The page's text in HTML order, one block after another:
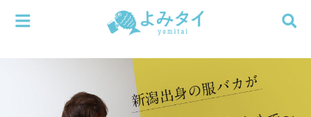
よみタイ
ホーム
新着
メニューを閉じる